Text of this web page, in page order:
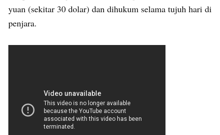
yuan (sekitar 30 dolar) dan dihukum selama tujuh hari di
penjara.